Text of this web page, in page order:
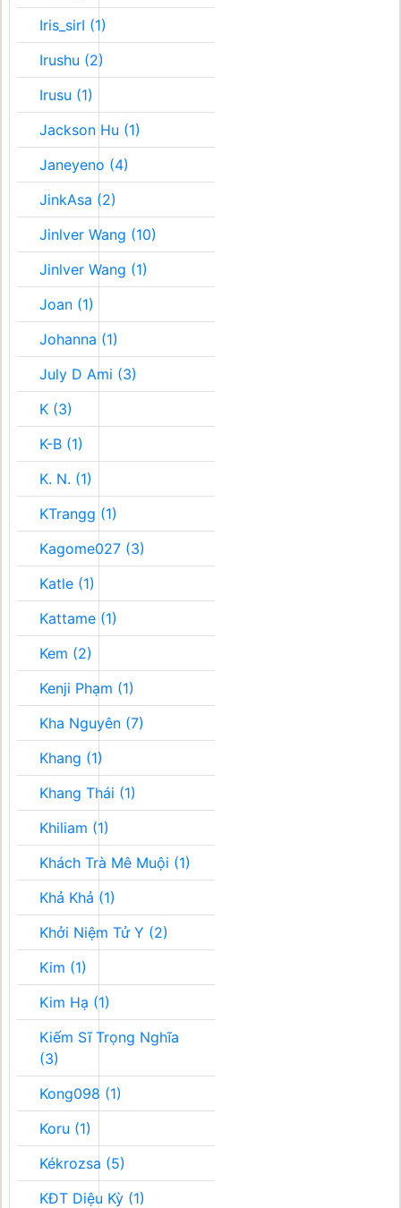
Iris_sirI (1)
Irushu (2)
Irusu (1)
Jackson Hu (1)
Janeyeno (4)
JinkAsa (2)
Jinlver Wang (10)
Jinlver Wang (1)
Joan (1)
Johanna (1)
July D Ami (3)
K (3)
K-B (1)
K. N. (1)
KTrangg (1)
Kagome027 (3)
Katle (1)
Kattame (1)
Kem (2)
Kenji Phạm (1)
Kha Nguyên (7)
Khang (1)
Khang Thái (1)
Khiliam (1)
Khách Trà Mê Muội (1)
Khả Khả (1)
Khởi Niệm Tử Y (2)
Kim (1)
Kim Hạ (1)
Kiếm Sĩ Trọng Nghĩa
(3)
Kong098 (1)
Koru (1)
Kékrozsa (5)
KĐT Diệu Kỳ (1)